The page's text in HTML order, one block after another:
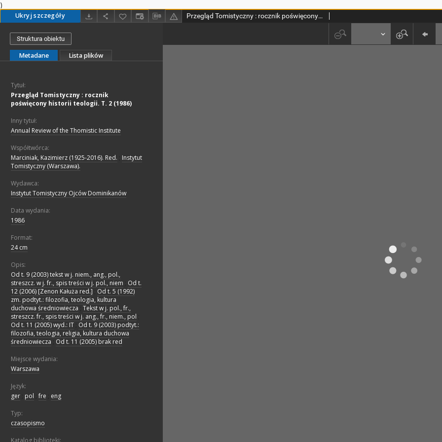
)
Ukryj szczegóły Przegląd Tomistyczny : rocznik poświęcony historii teologii. T. 2 (1986)
Struktura obiektu
Metadane Lista plików
Tytuł:
Przegląd Tomistyczny : rocznik
poświęcony historii teologii. T. 2 (1986)
Inny tytuł:
Annual Review of the Thomistic Institute
Współtwórca:
Marciniak, Kazimierz (1925-2016). Red.
Instytut
Tomistyczny (Warszawa).
Wydawca:
Instytut Tomistyczny Ojców Dominikanów
Data wydania:
1986
Format:
24 cm
Opis:
Od t. 9 (2003) tekst w j. niem., ang., pol.,
streszcz. w j. fr., spis treści w j. pol., niem
Od t.
12 (2006) [Zenon Kałuża red.]
Od t. 5 (1992)
zm. podtyt.: filozofia, teologia, kultura
duchowa średniowiecza Tekst w j. pol., fr.,
streszcz. fr., spis treści w j. ang., fr., niem., pol
Od t. 11 (2005) wyd.: IT Od t. 9 (2003) podtyt.:
filozofia, teologia, religia, kultura duchowa
średniowiecza
Od t. 11 (2005) brak red
Miejsce wydania:
Warszawa
Język:
ger pol ;fre eng
Typ:
czasopismo